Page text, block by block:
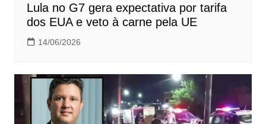
Lula no G7 gera expectativa por tarifa
dos EUA e veto à carne pela UE
14/06/2026